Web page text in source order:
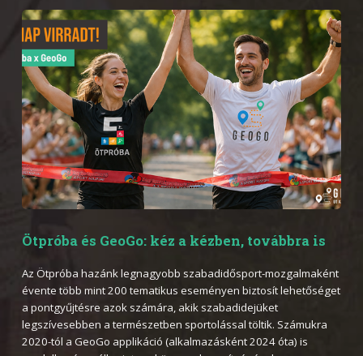
Ötpróba és GeoGo: kéz a kézben, továbbra is
Az Ötpróba hazánk legnagyobb szabadidősport-mozgalmaként
évente több mint 200 tematikus eseményen biztosít lehetőséget
a pontgyűjtésre azok számára, akik szabadidejüket
legszívesebben a természetben sportolással töltik. Számukra
2020-tól a GeoGo applikáció (alkalmazásként 2024 óta) is